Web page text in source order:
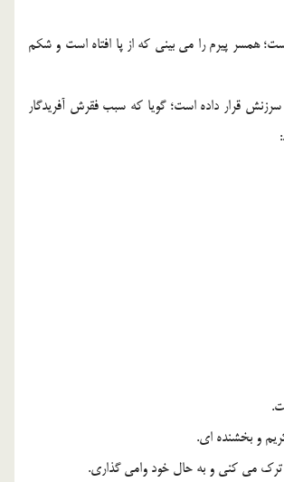
همسر پیرم را می بینی که از پا افتاه است و شکم
قرار داده است؛ گویا که سبب فقرش آفریدگار
و بخشنده ای.
ترک می کنی و به حال خود وامی گذاری.